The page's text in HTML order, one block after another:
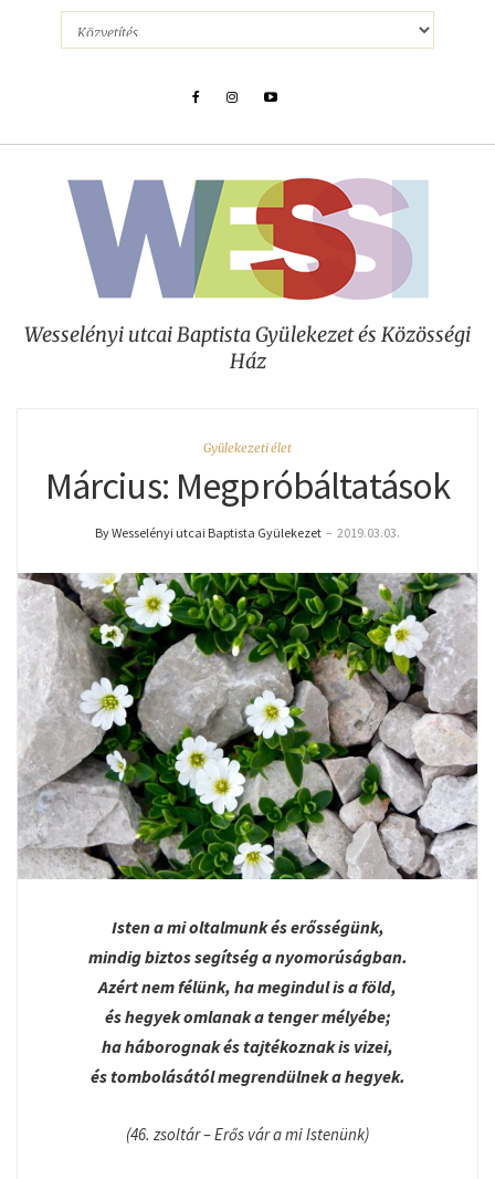
Wesselényi utcai Baptista Gyülekezet és Közösségi
Ház
Gyülekezeti élet
Március: Megpróbáltatások
By Wesselényi utcai Baptista Gyülekezet – 2019.03.03.
Isten a mi oltalmunk és erősségünk,
mindig biztos segítség a nyomorúságban.
Azért nem félünk, ha megindul is a föld,
és hegyek omlanak a tenger mélyébe;
ha háborognak és tajtékoznak is vizei,
és tombolásától megrendülnek a hegyek.
(46. zsoltár – Erős vár a mi Istenünk)